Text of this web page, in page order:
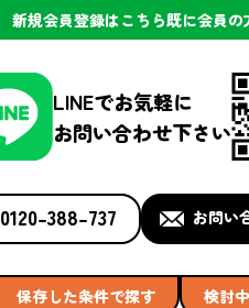
新規会員登録はこちら既に会員の
LINEでお気軽に
お問い合わせ下さい
0120-388-737 お問い
保存した条件で探す
検討